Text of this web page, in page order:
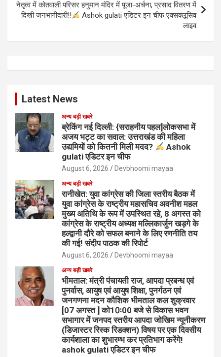
नेतृत्व में कोतवाली परिसर हनुमान मंदिर में पूजा-अर्चना, प्रसाद वितरण में
दिखी जनभागीदारी!!
Ashok gulati एडिटर इन चीफ एक्सक्लूसिव
लाइव
Latest News
अन्य बड़ी खबरे
ब्रेकिंग नई दिल्ली: {सराहनीय पहल]लोकसभा में
अजय भट्ट का सवाल: उत्तराखंड की महिला
उद्यमियों को कितनी मिली मदद?
Ashok
gulati एडिटर इन चीफ
August 6, 2026 Devbhoomi mayaa
अन्य बड़ी खबरे
रानीखेत: युवा कांग्रेस की जिला स्तरीय बैठक में
युवा कांग्रेस के राष्ट्रीय महासचिव अवनीश महल
मुख्य अतिथि के रूप में उपस्थित रहे, 8 अगस्त को
कांग्रेस के राष्ट्रीय अध्यक्ष मल्लिकार्जुन खड़गे के
हल्द्वानी दौरे को सफल बनाने के लिए रणनीति तय
की गई! संदीप पाठक की रिपोर्ट
August 6, 2026 Devbhoomi mayaa
अन्य बड़ी खबरे
भीमताल: मंत्री पंचायती राज, आपदा प्रबन्ध एवं
पुनर्वास, आयुष एवं आयुष शिक्षा, पुनर्गठन एवं
जनगणना मदन कौशिक भीमताल कल शुक्रवार
[07 अगस्त ] को10ः00 बजे से विकास भवन
सभागार में जनपद स्तरीय आपदा जोखिम न्यूनीकरण
(डिजास्टर रिस्क रिडक्शन) विषय पर एक दिवसीय
कार्यशाला का शुभारम्भ कर प्रतिभाग करेंगे!
ashok gulati एडिटर इन चीफ